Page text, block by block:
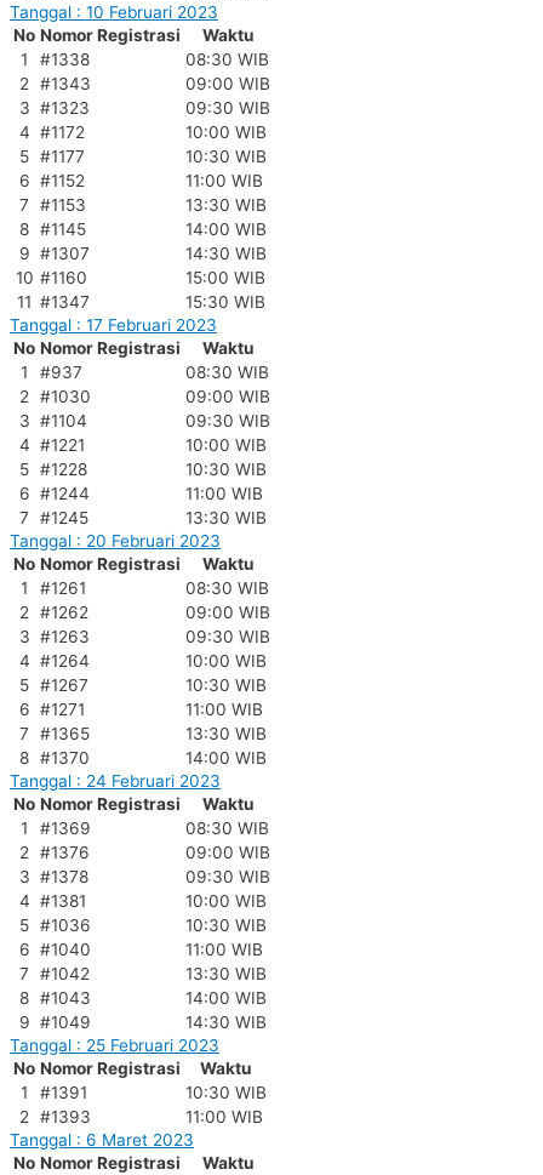
Tanggal : 10 Februari 2023
No Nomor Registrasi
Waktu
1
#1338
08:30 WIB
2
#1343
09:00 WIB
3 #1323
09:30 WIB
4 #1172
10:00 WIB
5 #1177
10:30 WIB
6 #1152
11:00 WIB
7
#1153
13:30 WIB
8 #1145
14:00 WIB
9 #1307
14:30 WIB
10 #1160
15:00 WIB
11 #1347
15:30 WIB
Tanggal : 17 Februari 2023
No Nomor Registrasi
Waktu
1
#937
08:30 WIB
2
#1030
09:00 WIB
3 #1104
09:30 WIB
4 #1221
10:00 WIB
5 #1228
10:30 WIB
6 #1244
11:00 WIB
7
#1245
13:30 WIB
Tanggal : 20 Februari 2023
No Nomor Registrasi
Waktu
1
#1261
08:30 WIB
2
#1262
09:00 WIB
3 #1263
09:30 WIB
4 #1264
10:00 WIB
5 #1267
10:30 WIB
6 #1271
11:00 WIB
7
#1365
13:30 WIB
8 #1370
14:00 WIB
Tanggal : 24 Februari 2023
No Nomor Registrasi
Waktu
1
#1369
08:30 WIB
2
#1376
09:00 WIB
3 #1378
09:30 WIB
4 #1381
10:00 WIB
5 #1036
10:30 WIB
6 #1040
11:00 WIB
7
#1042
13:30 WIB
8 #1043
14:00 WIB
9 #1049
14:30 WIB
Tanggal : 25 Februari 2023
No Nomor Registrasi
Waktu
1
#1391
10:30 WIB
2
#1393
11:00 WIB
Tanggal : 6 Maret 2023
No Nomor Registrasi
Waktu